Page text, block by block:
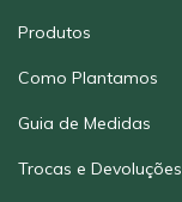
Produtos
Como Plantamos
Guia de Medidas
Trocas e Devoluções